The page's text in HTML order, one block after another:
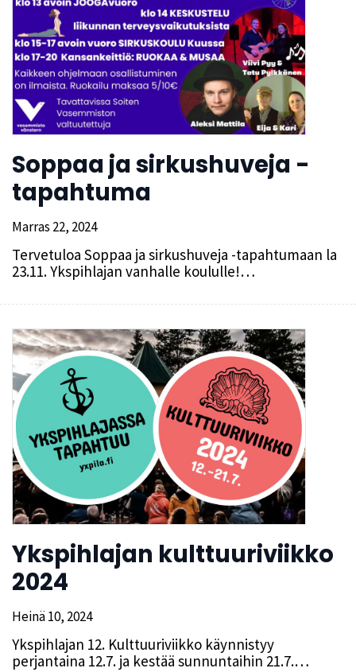
Soppaa ja sirkushuveja -
tapahtuma
Marras 22, 2024
Tervetuloa Soppaa ja sirkushuveja -tapahtumaan la
23.11. Ykspihlajan vanhalle koululle!…
Ykspihlajan kulttuuriviikko
2024
Heinä 10, 2024
Ykspihlajan 12. Kulttuuriviikko käynnistyy
perjantaina 12.7. ja kestää sunnuntaihin 21.7.…